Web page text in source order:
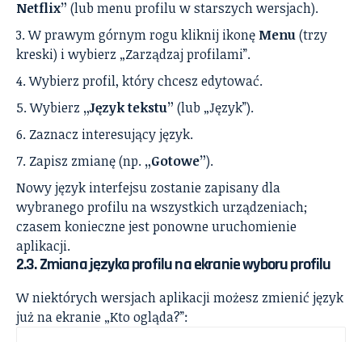
Netflix” (lub menu profilu w starszych wersjach).
W prawym górnym rogu kliknij ikonę Menu(trzy
kreski) i wybierz „Zarządzaj profilami”.
Wybierz profil, który chcesz edytować.
Wybierz „Język tekstu” (lub „Język”).
Zaznacz interesujący język.
Zapisz zmianę (np. „Gotowe”).
Nowy język interfejsu zostanie zapisany dla
wybranego profilu na wszystkich urządzeniach;
czasem konieczne jest ponowne uruchomienie
aplikacji.
2.3. Zmiana języka profilu na ekranie wyboru profilu
W niektórych wersjach aplikacji możesz zmienić język
już na ekranie „Kto ogląda?”: